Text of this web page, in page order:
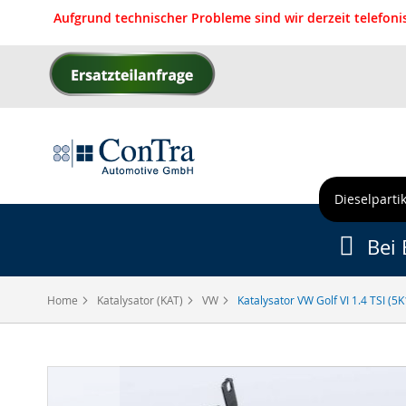
Aufgrund technischer Probleme sind wir derzeit
Direkt
zum
Home Katalysator (KAT) VW Katalysator VW Golf VI 1.4 TSI
Bei